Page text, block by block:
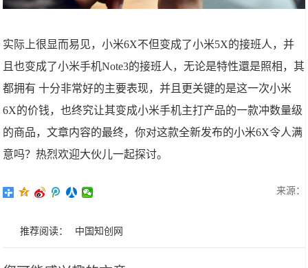
实际上很显而易见，小米6X不但变成了小米5X的接班人，并
且也变成了小米手机Note3的接班人，无论是特性還是照相，其
都拥有 十分非常好的主要表现，并且更关键的是这一次小米
6X的价钱，也终究让其变成小米手机主打产品的一款冲数量级
的商品，文章内容的最终，你对这款全新发布的小米6X令人满
意吗？热烈欢迎大伙儿一起探讨。
来源：
推荐阅读： 中国知创网